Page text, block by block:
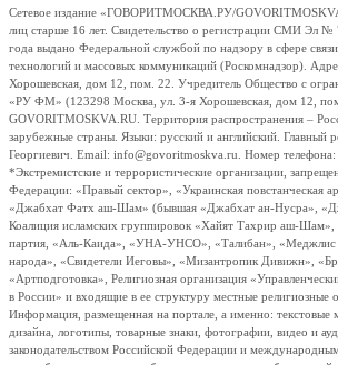
Сетевое издание «ГОВОРИТМОСКВА.РУ/
лиц старше 16 лет. Свидетельство о регистрации СМИ Эл
года выдано Федеральной службой по надзору в сфере
технологий и массовых коммуникаций (Роскомнадзор).
Хорошевская, дом 12, пом. 22. Учредитель Общество с
«РУ ФМ» (123298 Москва, ул. 3-я Хорошевская, дом 12,
GOVORITMOSKVA.RU. Территория распространения –
зарубежные страны. Языки: русский и английский. Главный
Георгиевич. Email: info@govoritmoskva.ru. Номер
*Экстремистские и террористические организации,
Федерации: «Правый сектор», «Украинская
«Джабхат Фатх аш-Шам» (бывшая «Джабхат ан-Нусра»,
Коалиция исламских группировок «Хайят Тахрир аш-Шам»,
партия, «Аль-Каида», «УНА-УНСО», «Талибан», «Меджлис
народа», «Свидетели Иеговы», «Мизантропик Дивижн»,
«Артподготовка», Религиозная организация
в России» и входящие в ее структуру местные религиозные
Информация, размещенная на портале, а именно: текстовые
дизайна, логотипы, товарные знаки, фотографии, видео и
законодательством Российской Федерации и